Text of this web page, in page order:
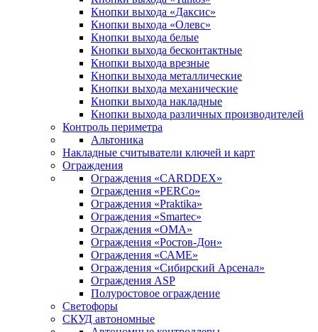
Кнопки выхода «Даксис»
Кнопки выхода «Олевс»
Кнопки выхода белые
Кнопки выхода бесконтактные
Кнопки выхода врезные
Кнопки выхода металлические
Кнопки выхода механические
Кнопки выхода накладные
Кнопки выхода различных производителей
Контроль периметра
Альтоника
Накладные считыватели ключей и карт
Ограждения
Ограждения «CARDDEX»
Ограждения «PERCo»
Ограждения «Praktika»
Ограждения «Smartec»
Ограждения «ОМА»
Ограждения «Ростов-Дон»
Ограждения «САМЕ»
Ограждения «Сибирский Арсенал»
Ограждения ASP
Полуростовое ограждение
Светофоры
СКУД автономные